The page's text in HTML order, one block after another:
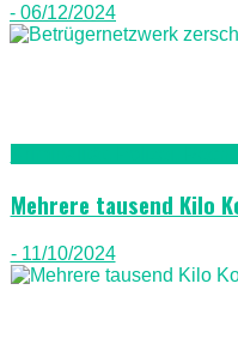
- 06/12/2024
Mehrere tausend Kilo
- 11/10/2024